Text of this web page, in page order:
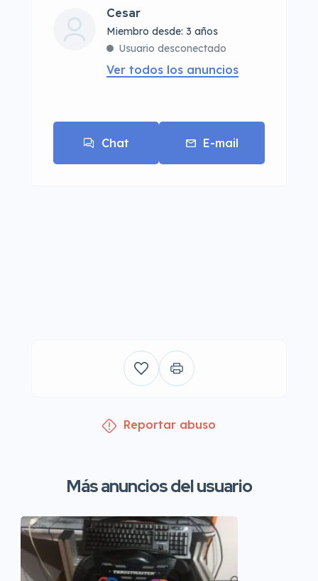
Cesar
Miembro desde: 3 años
Usuario desconectado
Ver todos los anuncios
Chat E-mail
Reportar abuso
Más anuncios del usuario